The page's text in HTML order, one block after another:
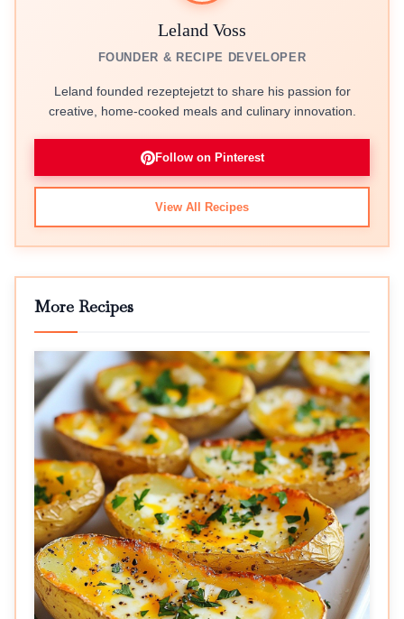
Leland Voss
FOUNDER & RECIPE DEVELOPER
Leland founded rezeptejetzt to share his passion for
creative, home-cooked meals and culinary innovation.
Follow on Pinterest
View All Recipes
More Recipes